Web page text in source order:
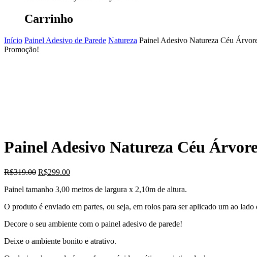
Carrinho
Início Painel Adesivo de Parede Natureza Painel Adesivo Natureza Céu
Promoção!
Painel Adesivo Natureza Céu
R$319.00 O
original
R$319.00.
R$299.00O
atual
R$299.00.
Painel tamanho 3,00 metros de largura x 2,10m de altura.
O produto é enviado em partes, ou seja, em rolos para ser aplicado um ao
Decore o seu ambiente com o painel adesivo de parede!
Deixe o ambiente bonito e atrativo.